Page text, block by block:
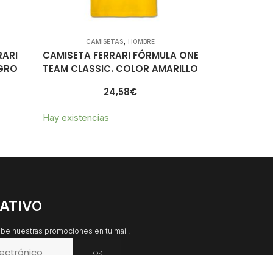
CAMISETAS, HOMBRE
CAMISETA FERRARI FÓRMULA ONE
TEAM CLASSIC. COLOR AMARILLO
24,58€
Hay existencias
nuestras promociones en tu mail.